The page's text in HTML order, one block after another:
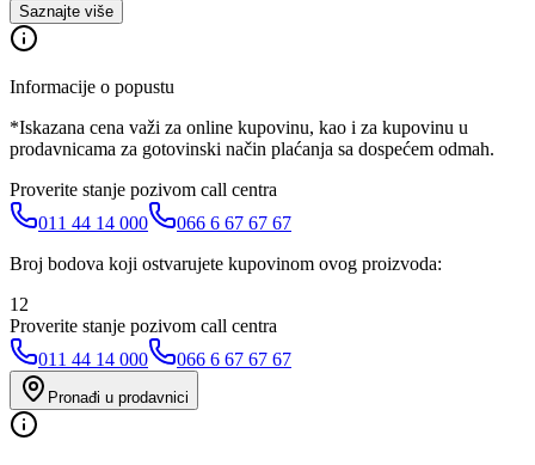
Saznajte više
Informacije o popustu
*Iskazana cena važi za online kupovinu, kao i za kupovinu u
prodavnicama za gotovinski način plaćanja sa dospećem odmah.
Proverite stanje pozivom call centra
011 44 14 000
066 6 67 67 67
Broj bodova koji ostvarujete kupovinom ovog proizvoda:
12
Proverite stanje pozivom call centra
011 44 14 000
066 6 67 67 67
Pronađi u prodavnici